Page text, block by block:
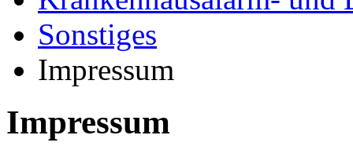
Sonstiges
Impressum
Impressum